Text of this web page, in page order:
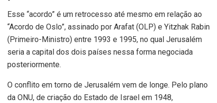
Esse “acordo” é um retrocesso até mesmo em relação ao
“Acordo de Oslo”, assinado por Arafat (OLP) e Yitzhak Rabin
(Primeiro-Ministro) entre 1993 e 1995, no qual Jerusalém
seria a capital dos dois países nessa forma negociada
posteriormente.
O conflito em torno de Jerusalém vem de longe. Pelo plano
da ONU, de criação do Estado de Israel em 1948,